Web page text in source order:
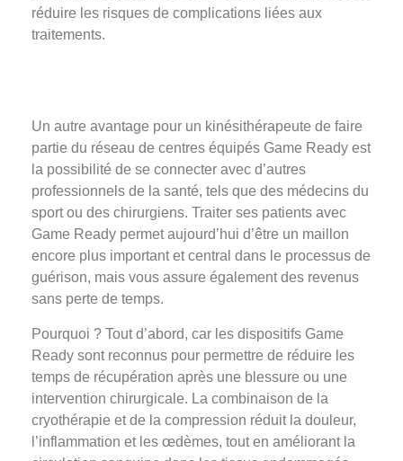
réduire les risques de complications liées aux
traitements.
Un autre avantage pour un kinésithérapeute de faire
partie du réseau de centres équipés Game Ready est
la possibilité de se connecter avec d’autres
professionnels de la santé, tels que des médecins du
sport ou des chirurgiens. Traiter ses patients avec
Game Ready permet aujourd’hui d’être un maillon
encore plus important et central dans le processus de
guérison, mais vous assure également des revenus
sans perte de temps.
Pourquoi ? Tout d’abord, car les dispositifs Game
Ready sont reconnus pour permettre de réduire les
temps de récupération après une blessure ou une
intervention chirurgicale. La combinaison de la
cryothérapie et de la compression réduit la douleur,
l’inflammation et les œdèmes, tout en améliorant la